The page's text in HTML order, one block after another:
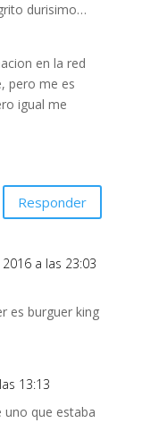
durisimo…
en la red
pero me es
igual me
Responder
a las 23:03
es burguer king
13:13
uno que estaba